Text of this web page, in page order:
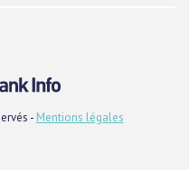
- Mentions légales